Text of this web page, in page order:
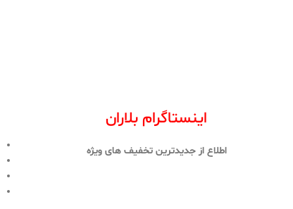
اینستاگرام بلاران
اطلاع از جدیدترین تخفیف های ویژه